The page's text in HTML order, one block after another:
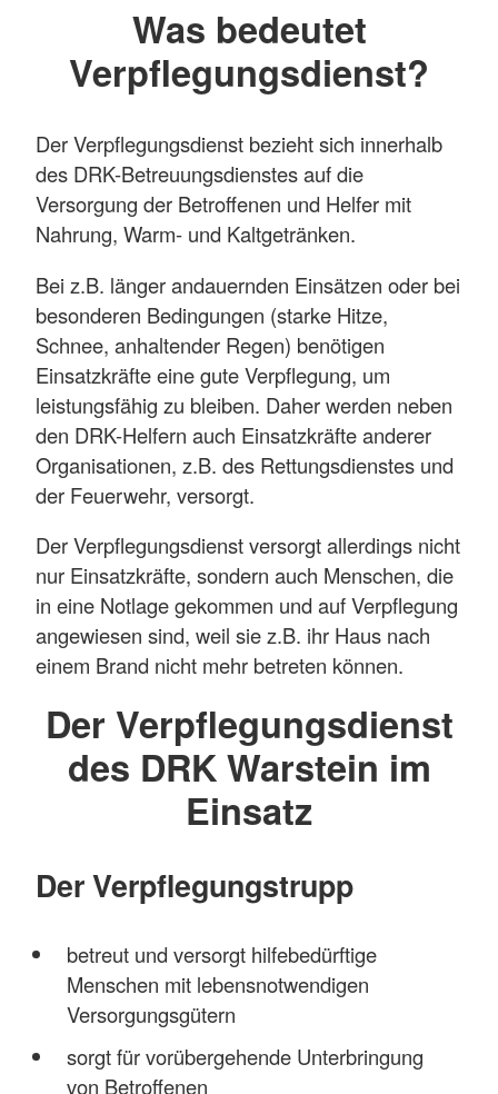
Was bedeutet
Verpflegungsdienst?
Der Verpflegungsdienst bezieht sich innerhalb
des DRK-Betreuungsdienstes auf die
Versorgung der Betroffenen und Helfer mit
Nahrung, Warm- und Kaltgetränken.
Bei z.B. länger andauernden Einsätzen oder bei
besonderen Bedingungen (starke Hitze,
Schnee, anhaltender Regen) benötigen
Einsatzkräfte eine gute Verpflegung, um
leistungsfähig zu bleiben. Daher werden neben
den DRK-Helfern auch Einsatzkräfte anderer
Organisationen, z.B. des Rettungsdienstes und
der Feuerwehr, versorgt.
Der Verpflegungsdienst versorgt allerdings nicht
nur Einsatzkräfte, sondern auch Menschen, die
in eine Notlage gekommen und auf Verpflegung
angewiesen sind, weil sie z.B. ihr Haus nach
einem Brand nicht mehr betreten können.
Der Verpflegungsdienst
des DRK Warstein im
Einsatz
Der Verpflegungstrupp
betreut und versorgt hilfebedürftige
Menschen mit lebensnotwendigen
Versorgungsgütern
sorgt für vorübergehende Unterbringung
von Betroffenen